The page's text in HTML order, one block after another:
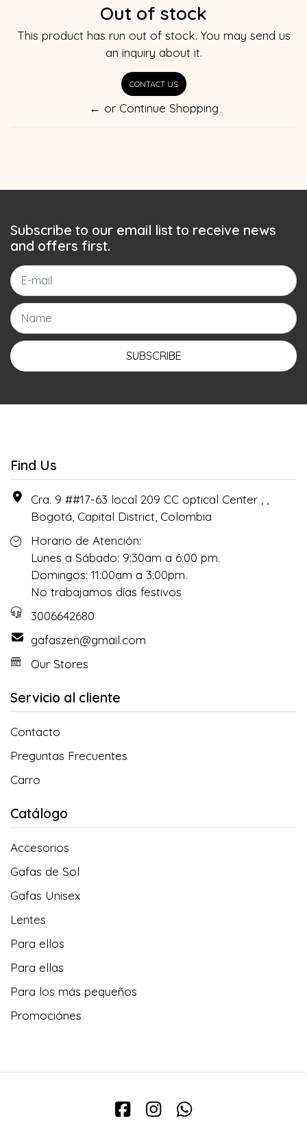
Out of stock
This product has run out of stock. You may send us
an inquiry about it.
CONTACT US
← or Continue Shopping
Subscribe to our email list to receive news
and offers first.
SUBSCRIBE
Find Us
Cra. 9 ##17-63 local 209 CC optical Center , ,
Bogotá, Capital District, Colombia
Horario de Atención:
Lunes a Sábado: 9:30am a 6:00 pm.
Domingos: 11:00am a 3:00pm.
No trabajamos días festivos
3006642680
gafaszen@gmail.com
Our Stores
Servicio al cliente
Contacto
Preguntas Frecuentes
Carro
Catálogo
Accesorios
Gafas de Sol
Gafas Unisex
Lentes
Para ellos
Para ellas
Para los más pequeños
Promociónes